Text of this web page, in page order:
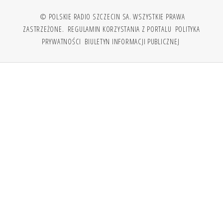
© POLSKIE RADIO SZCZECIN SA. WSZYSTKIE PRAWA
ZASTRZEŻONE. REGULAMIN KORZYSTANIA Z PORTALU POLITYKA
PRYWATNOŚCI BIULETYN INFORMACJI PUBLICZNEJ